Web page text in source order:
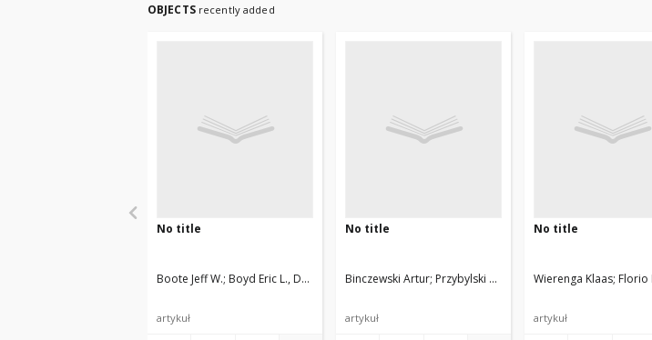
OBJECTS recently added
No title
Boote Jeff W. Boyd Eric L., Durand Jerome, Hanemann Andreas, Kudarimoti Loukik, Łapacz
artykuł
No title
Binczewski Artur Przybylski Michał, Stroiński Maciej,
artykuł
No title
Wierenga Klaas Florio
artykuł